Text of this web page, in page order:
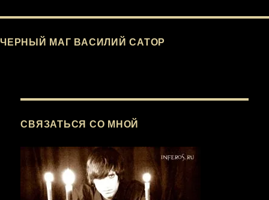
записям
ЧЕРНЫЙ МАГ ВАСИЛИЙ САТОР
СВЯЗАТЬСЯ СО МНОЙ